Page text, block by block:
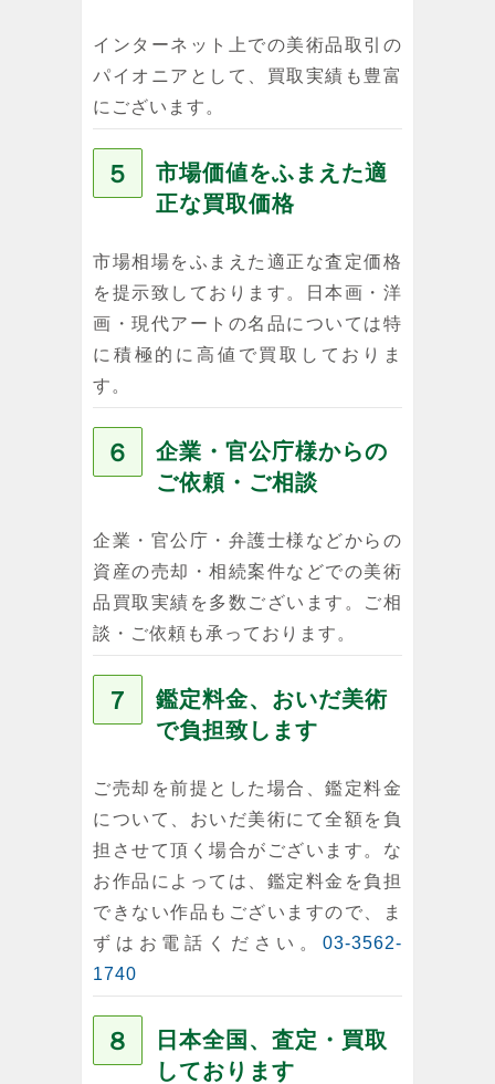
インターネット上での美術品取引の
パイオニアとして、買取実績も豊富
にございます。
５
市場価値をふまえた適
正な買取価格
市場相場をふまえた適正な査定価格
を提示致しております。日本画・洋
画・現代アートの名品については特
に積極的に高値で買取しておりま
す。
６
企業・官公庁様からの
ご依頼・ご相談
企業・官公庁・弁護士様などからの
資産の売却・相続案件などでの美術
品買取実績を多数ございます。ご相
談・ご依頼も承っております。
７
鑑定料金、おいだ美術
で負担致します
ご売却を前提とした場合、鑑定料金
について、おいだ美術にて全額を負
担させて頂く場合がございます。な
お作品によっては、鑑定料金を負担
できない作品もございますので、ま
ずはお電話ください。 03-3562-
1740
８
日本全国、査定・買取
しております